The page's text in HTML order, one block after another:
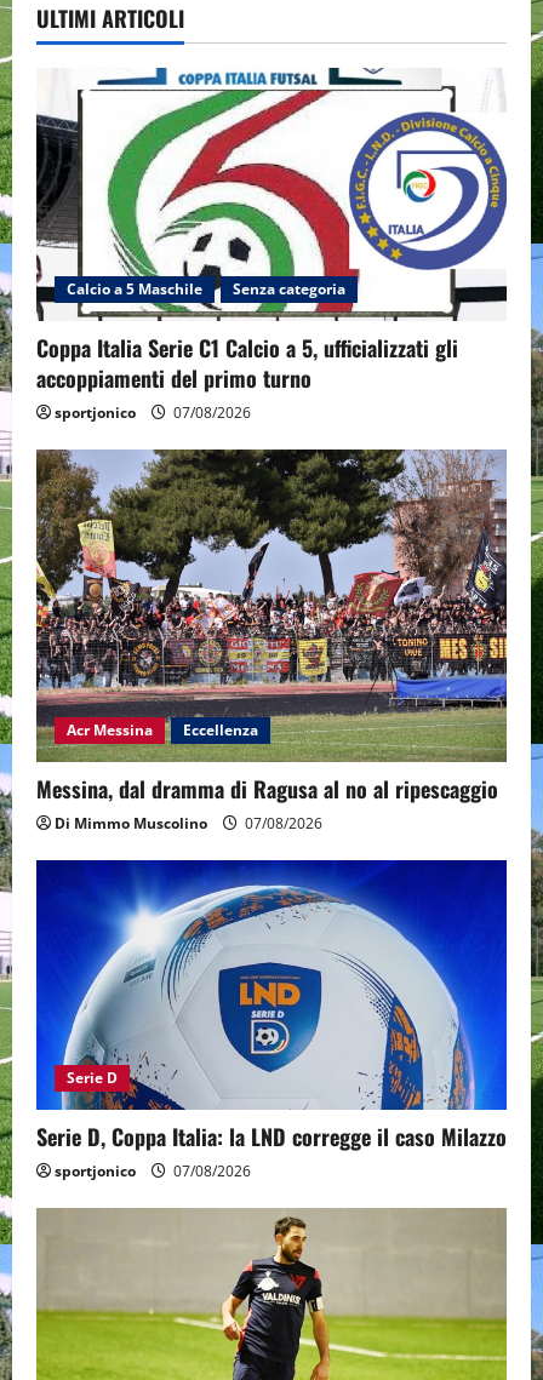
ULTIMI ARTICOLI
Calcio a 5 Maschile Senza categoria
Coppa Italia Serie C1 Calcio a 5, ufficializzati gli
accoppiamenti del primo turno
sportjonico 07/08/2026
Acr Messina Eccellenza
Messina, dal dramma di Ragusa al no al ripescaggio
Di Mimmo Muscolino 07/08/2026
Serie D
Serie D, Coppa Italia: la LND corregge il caso Milazzo
sportjonico 07/08/2026